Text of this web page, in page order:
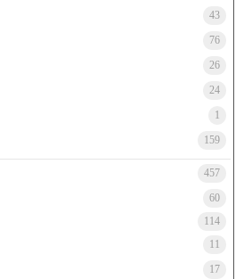
43
76
26
24
1
159
457
60
114
11
17